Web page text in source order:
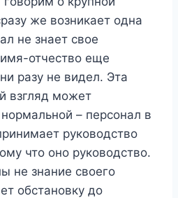
же возникает одна
не знает свое
отчество еще
разу не видел. Эта
взгляд может
– персонал в
руководство
что оно руководство.
не знание своего
обстановку до